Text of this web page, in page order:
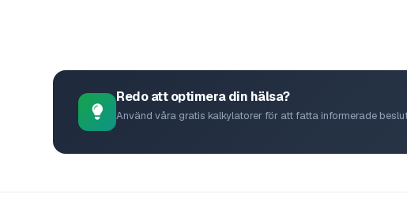
Redo att optimera din hälsa?
Använd våra gratis kalkylatorer för att fatta informerade